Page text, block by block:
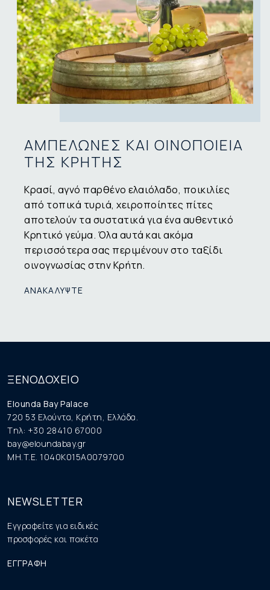
ΑΜΠΕΛΩΝΕΣ ΚΑΙ ΟΙΝΟΠΟΙΕΙΑ
ΤΗΣ ΚΡΗΤΗΣ
Κρασί, αγνό παρθένο ελαιόλαδο, ποικιλίες
από τοπικά τυριά, χειροποίητες πίτες
αποτελούν τα συστατικά για ένα αυθεντικό
Κρητικό γεύμα. Όλα αυτά και ακόμα
περισσότερα σας περιμένουν στο ταξίδι
οινογνωσίας στην Κρήτη.
ΑΝΑΚΑΛΥΨΤΕ
ΞΕΝΟΔΟΧΕΙΟ
Elounda Bay Palace
720 53 Ελούντα, Κρήτη, Ελλάδα.
Tηλ: +30 28410 67000
bay@eloundabay.gr
MH.T.E. 1040K015A0079700
NEWSLETTER
Εγγραφείτε για ειδικές
προσφορές και πακέτα
ΕΓΓΡΑΦΗ